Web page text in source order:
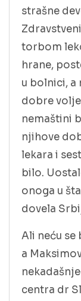
strašne
torbom
hrane,
u bolnici, a
dobre
nemaštini
njihove
lekara i
bilo.
onoga u
dovela
Ali neću se
a
centra dr